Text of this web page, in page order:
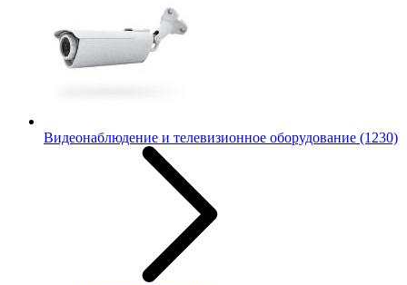
Видеонаблюдение и телевизионное оборудование (1230)